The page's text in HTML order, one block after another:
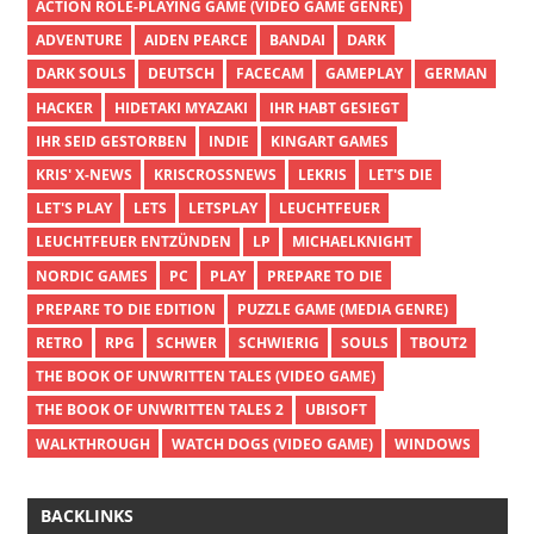
ACTION ROLE-PLAYING GAME (VIDEO GAME GENRE)
ADVENTURE
AIDEN PEARCE BANDAI
DARK
DARK SOULS
DEUTSCH FACECAM GAMEPLAY
GERMAN
HACKER
HIDETAKI MYAZAKI
IHR HABT GESIEGT
IHR SEID GESTORBEN
INDIE
KINGART GAMES
KRIS' X-NEWS
KRISCROSSNEWS LEKRIS
LET'S DIE
LET'S PLAY
LETS LETSPLAY
LEUCHTFEUER
LEUCHTFEUER ENTZÜNDEN
LP
MICHAELKNIGHT
NORDIC GAMES
PC PLAY
PREPARE TO DIE
PREPARE TO DIE EDITION
PUZZLE GAME (MEDIA GENRE)
RETRO
RPG SCHWER SCHWIERIG SOULS
TBOUT2
THE BOOK OF UNWRITTEN TALES (VIDEO GAME)
THE BOOK OF UNWRITTEN TALES 2
UBISOFT
WALKTHROUGH
WATCH DOGS (VIDEO GAME) WINDOWS
BACKLINKS